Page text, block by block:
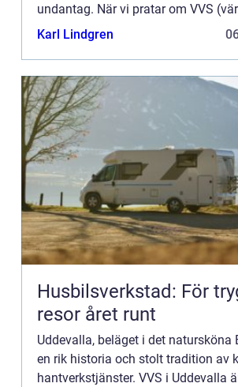
undantag. När vi pratar om VVS
ventilation och sanitet) hä...
Karl Lindgren
Husbilsverkstad: För
resor året runt
Uddevalla, beläget i det natursköna
en rik historia och stolt tradition av
hantverkstjänster. VVS i Uddevalla